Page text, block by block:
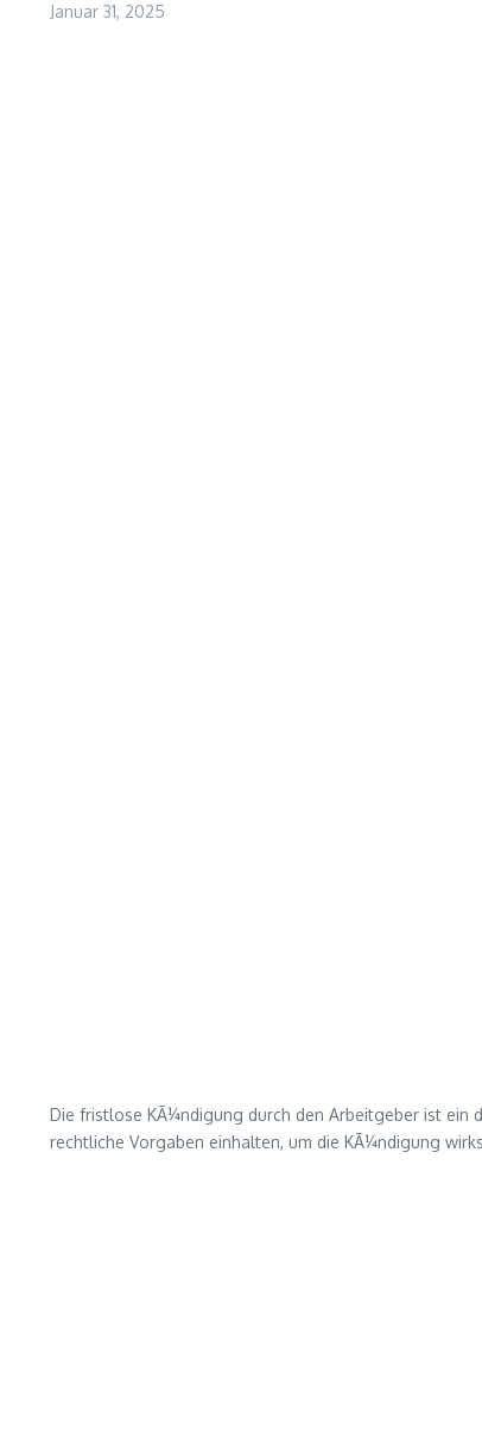
Januar 31, 2025
Die fristlose KÃ¼ndigung durch den Arbeitgeber ist ein
rechtliche Vorgaben einhalten, um die KÃ¼ndigung